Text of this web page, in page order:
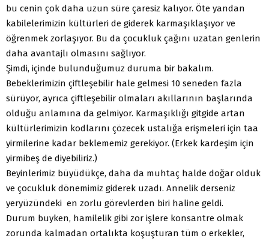
bu cenin çok daha uzun süre çaresiz kalıyor. Öte yandan
kabilelerimizin kültürleri de giderek karmaşıklaşıyor ve
öğrenmek zorlaşıyor. Bu da çocukluk çağını uzatan genlerin
daha avantajlı olmasını sağlıyor.
Şimdi, içinde bulunduğumuz duruma bir bakalım.
Bebeklerimizin çiftleşebilir hale gelmesi 10 seneden fazla
sürüyor, ayrıca çiftleşebilir olmaları akıllarının başlarında
olduğu anlamına da gelmiyor. Karmaşıklığı gitgide artan
kültürlerimizin kodlarını çözecek ustalığa erişmeleri için taa
yirmilerine kadar beklememiz gerekiyor. (Erkek kardeşim için
yirmibeş de diyebiliriz.)
Beyinlerimiz büyüdükçe, daha da muhtaç halde doğar olduk
ve çocukluk dönemimiz giderek uzadı. Annelik derseniz
yeryüzündeki en zorlu görevlerden biri haline geldi.
Durum buyken, hamilelik gibi zor işlere konsantre olmak
zorunda kalmadan ortalıkta koşuşturan tüm o erkekler,